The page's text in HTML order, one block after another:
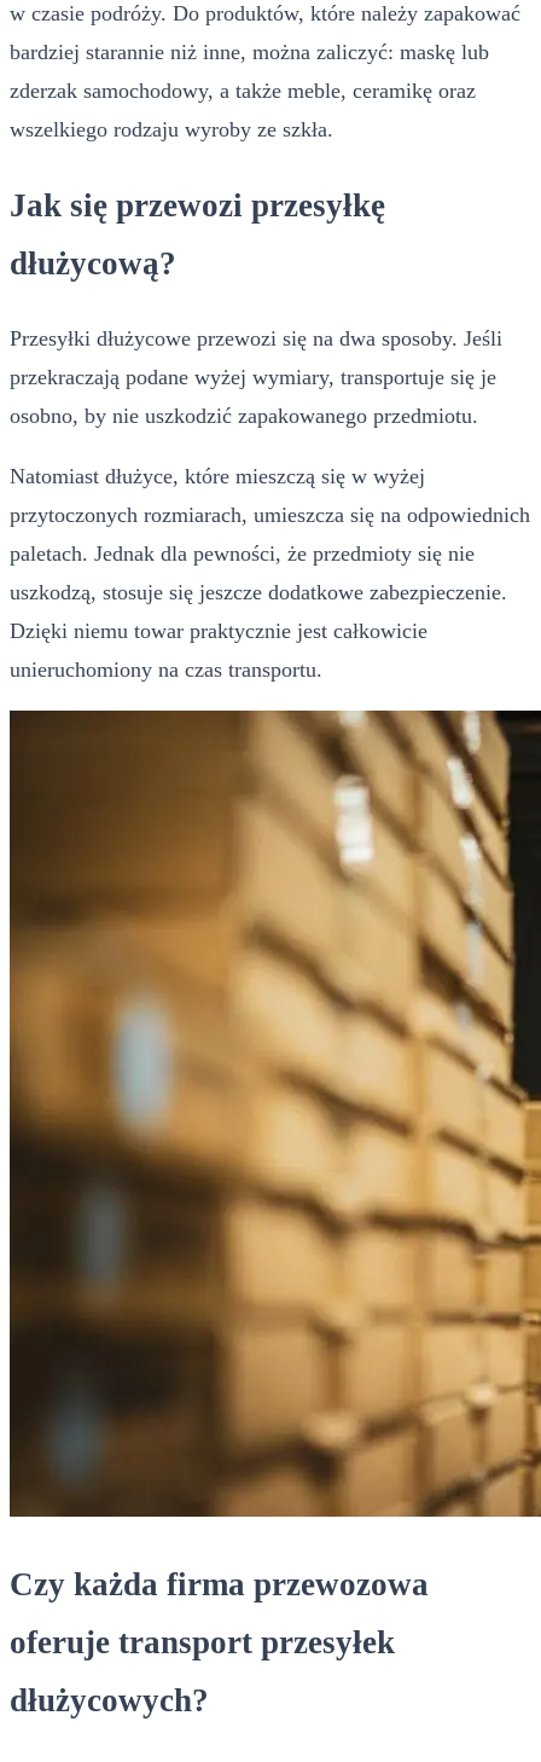
w czasie podróży. Do produktów, które należy zapakować
bardziej starannie niż inne, można zaliczyć: maskę lub
zderzak samochodowy, a także meble, ceramikę oraz
wszelkiego rodzaju wyroby ze szkła.
Jak się przewozi przesyłkę
dłużycową?
Przesyłki dłużycowe przewozi się na dwa sposoby. Jeśli
przekraczają podane wyżej wymiary, transportuje się je
osobno, by nie uszkodzić zapakowanego przedmiotu.
Natomiast dłużyce, które mieszczą się w wyżej
przytoczonych rozmiarach, umieszcza się na odpowiednich
paletach. Jednak dla pewności, że przedmioty się nie
uszkodzą, stosuje się jeszcze dodatkowe zabezpieczenie.
Dzięki niemu towar praktycznie jest całkowicie
unieruchomiony na czas transportu.
Czy każda firma przewozowa
oferuje transport przesyłek
dłużycowych?